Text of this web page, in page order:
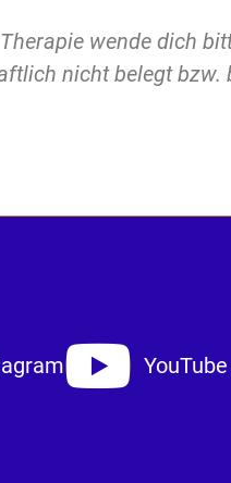
wende dich
nicht belegt bzw.
YouTube